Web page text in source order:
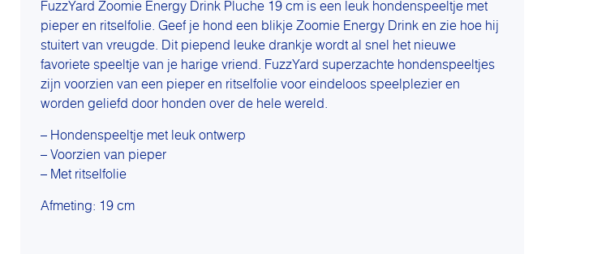
FuzzYard Zoomie Energy Drink Pluche 19 cm is een leuk hondenspeeltje met
pieper en ritselfolie. Geef je hond een blikje Zoomie Energy Drink en zie hoe hij
stuitert van vreugde. Dit piepend leuke drankje wordt al snel het nieuwe
favoriete speeltje van je harige vriend. FuzzYard superzachte hondenspeeltjes
zijn voorzien van een pieper en ritselfolie voor eindeloos speelplezier en
worden geliefd door honden over de hele wereld.
– Hondenspeeltje met leuk ontwerp
– Voorzien van pieper
– Met ritselfolie
Afmeting: 19 cm